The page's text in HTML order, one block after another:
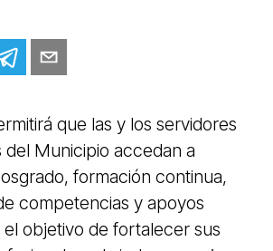
que las y los servidores
Municipio accedan a
formación continua,
competencias y apoyos
objetivo de fortalecer sus